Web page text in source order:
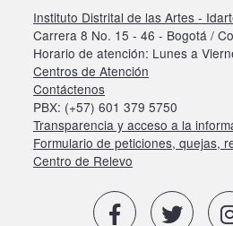
Instituto Distrital de las Artes -
Carrera 8 No. 15 - 46 - Bogotá /
Horario de atención: Lunes a
Centros de Atención
Contáctenos
PBX: (+57) 601 379 5750
Transparencia y acceso a la
Formulario de peticiones, quejas,
Centro de Relevo